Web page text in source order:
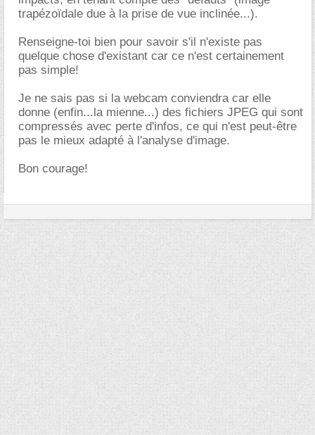
trapézoïdale due à la prise de vue inclinée...).
Renseigne-toi bien pour savoir s'il n'existe pas
quelque chose d'existant car ce n'est certainement
pas simple!
Je ne sais pas si la webcam conviendra car elle
donne (enfin...la mienne...) des fichiers JPEG qui sont
compressés avec perte d'infos, ce qui n'est peut-être
pas le mieux adapté à l'analyse d'image.
Bon courage!